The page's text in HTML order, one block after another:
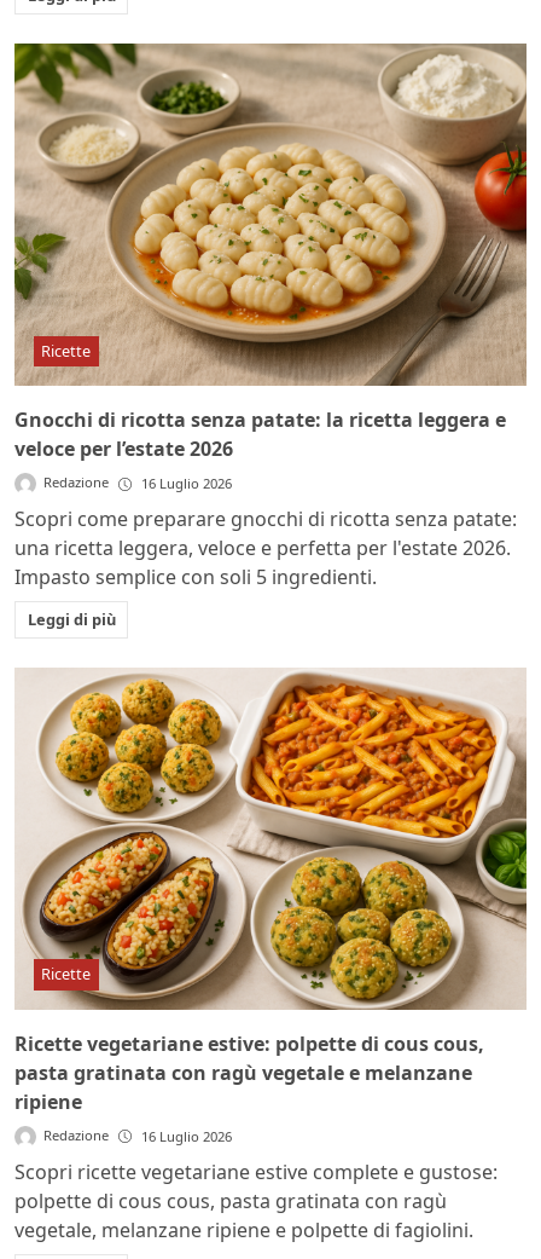
Ricette
Gnocchi di ricotta senza patate: la ricetta leggera e
veloce per l’estate 2026
Redazione 16 Luglio 2026
Scopri come preparare gnocchi di ricotta senza patate:
una ricetta leggera, veloce e perfetta per l'estate 2026.
Impasto semplice con soli 5 ingredienti.
Leggi di più
Ricette
Ricette vegetariane estive: polpette di cous cous,
pasta gratinata con ragù vegetale e melanzane
ripiene
Redazione 16 Luglio 2026
Scopri ricette vegetariane estive complete e gustose:
polpette di cous cous, pasta gratinata con ragù
vegetale, melanzane ripiene e polpette di fagiolini.